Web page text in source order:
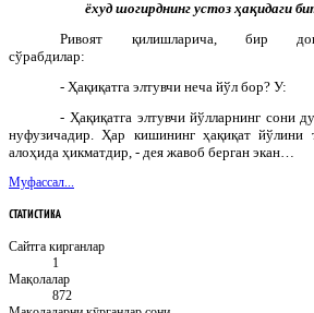
ёхуд шогирднинг устоз ҳақидаги
Ривоят қилишларича, бир
сўрабдилар:
- Ҳақиқатга элтувчи неча йўл бор? У:
- Ҳақиқатга элтувчи йўлларнинг сони
нуфузичадир. Ҳар кишининг ҳақиқат йўлини
алоҳида ҳикматдир, - дея жавоб берган экан…
Муфассал...
СТАТИСТИКА
Сайтга кирганлар
1
Мақолалар
872